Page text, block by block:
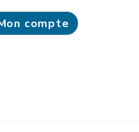
compte